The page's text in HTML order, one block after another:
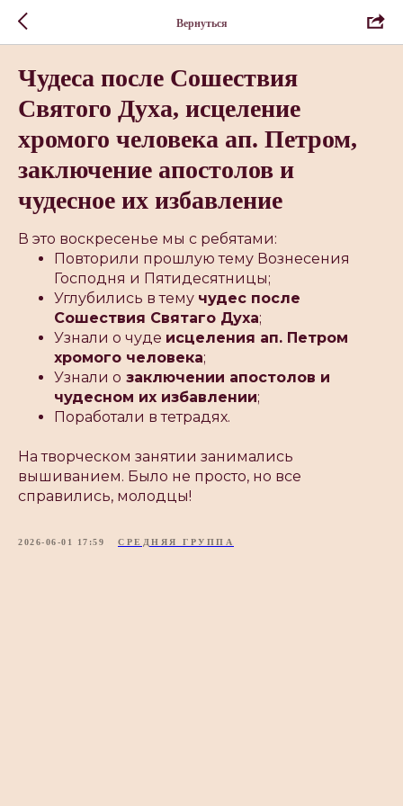
Вернуться
Чудеса после Сошествия
Святого Духа, исцеление
хромого человека ап. Петром,
заключение апостолов и
чудесное их избавление
В это воскресенье мы с ребятами:
Повторили прошлую тему Вознесения
Господня и Пятидесятницы;
Углубились в тему чудес после
Сошествия Святаго Духа;
Узнали о чуде исцеления ап. Петром
хромого человека;
Узнали о заключении апостолов и
чудесном их избавлении;
Поработали в тетрадях.
На творческом занятии занимались
вышиванием. Было не просто, но все
справились, молодцы!
2026-06-01 17:59 СРЕДНЯЯ ГРУППА